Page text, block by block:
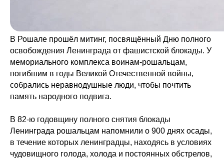
В Рошале прошёл митинг, посвящённый Дню полного
освобождения Ленинграда от фашистской блокады. У
мемориального комплекса воинам-рошальцам,
погибшим в годы Великой Отечественной войны,
собрались неравнодушные люди, чтобы почтить
память народного подвига.
В 82-ю годовщину полного снятия блокады
Ленинграда рошальцам напомнили о 900 днях осады,
в течение которых ленинградцы, находясь в условиях
чудовищного голода, холода и постоянных обстрелов,